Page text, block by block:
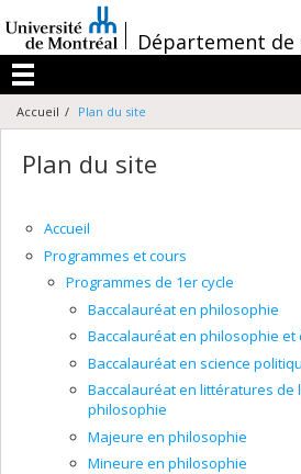
au
contenu
/Département de
Menu
Accueil Plan du site
Plan du site
Accueil
Programmes et cours
Programmes de 1er cycle
Baccalauréat en philosophie
Baccalauréat en philosophie et
Baccalauréat en science
Baccalauréat en littératures de
philosophie
Majeure en philosophie
Mineure en philosophie